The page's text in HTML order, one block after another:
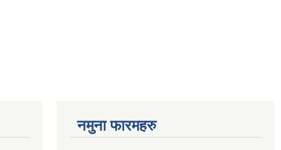
नमुना फारमहरु